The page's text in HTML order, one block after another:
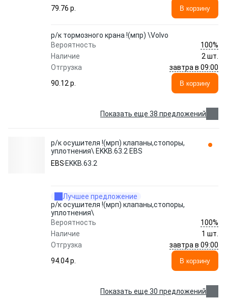
79.76 p.
В корзину
р/к тормозного крана !(мпр) \Volvo
Вероятность
100%
Наличие
2 шт.
Отгрузка
завтра в 09:00
90.12 p.
В корзину
Показать еще 38 предложений
р/к осушителя !(мрп) клапаны,стопоры,
уплотнения\ EKKB.63.2 EBS
EBS EKKB.63.2
Лучшее предложение
р/к осушителя !(мрп) клапаны,стопоры,
уплотнения\
Вероятность
100%
Наличие
1 шт.
Отгрузка
завтра в 09:00
94.04 p.
В корзину
Показать еще 30 предложений